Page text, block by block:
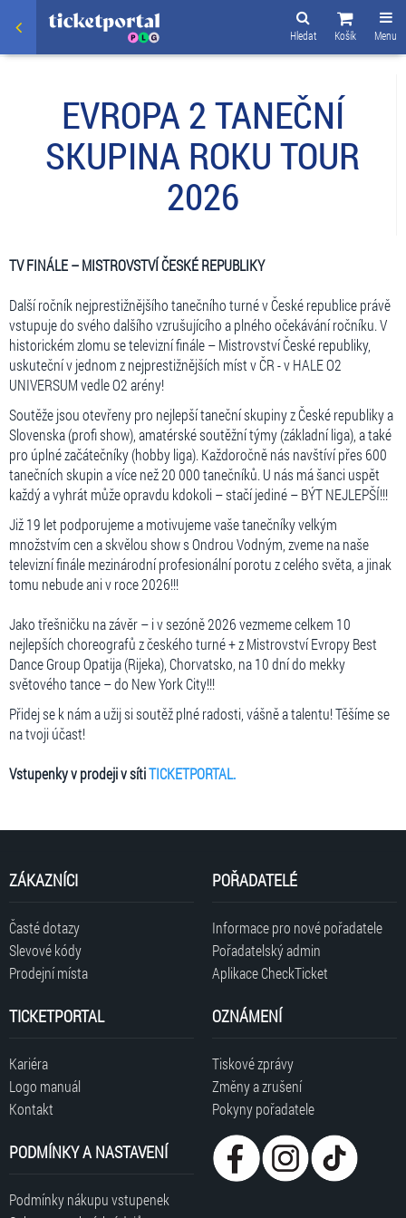
Menu
Košík
Hledat
EVROPA 2 TANEČNÍ
SKUPINA ROKU TOUR
2026
TV FINÁLE–MISTROVSTVÍ ČESKÉREPUBLIKY
Další ročník nejprestižnějšího tanečního turné v České republice právě
vstupuje do svého dalšího vzrušujícího a plného očekávání ročníku. V
historickém zlomu se televizní finále – Mistrovství České republiky,
uskuteční v jednom z nejprestižnějších míst v ČR - v HALE O2
UNIVERSUM vedle O2 arény!
Soutěže jsou otevřeny pro nejlepší taneční skupiny z České republiky a
Slovenska (profi show), amatérské soutěžní týmy (základní liga), a také
pro úplné začátečníky (hobby liga). Každoročně nás navštíví přes 600
tanečních skupin a více než 20 000 tanečníků. U nás má šanci uspět
každý a vyhrát může opravdu kdokoli – stačí jediné – BÝT NEJLEPŠÍ!!!
Již 19 let podporujeme a motivujeme vaše tanečníky velkým
množstvím cen a skvělou show s Ondrou Vodným, zveme na naše
televizní finále mezinárodní profesionální porotu z celého světa, a jinak
tomu nebude ani v roce 2026!!!
Jako třešničku na závěr – i v sezóně 2026 vezmeme celkem 10
nejlepších choreografů z českého turné + z Mistrovství Evropy Best
Dance Group Opatija (Rijeka), Chorvatsko, na 10 dní do mekky
světového tance – do New York City!!!
Přidej se k nám a užij si soutěž plné radosti, vášně a talentu! Těšíme se
na tvoji účast!
Vstupenky v prodeji v sítiTICKETPORTAL.
ZÁKAZNÍCI
Časté dotazy
Slevové kódy
Prodejní místa
POŘADATELÉ
Informace pro nové pořadatele
Pořadatelský admin
Aplikace CheckTicket
TICKETPORTAL
Kariéra
Logo manuál
Kontakt
OZNÁMENÍ
Tiskové zprávy
Změny a zrušení
Pokyny pořadatele
PODMÍNKY A NASTAVENÍ
Podmínky nákupu vstupenek